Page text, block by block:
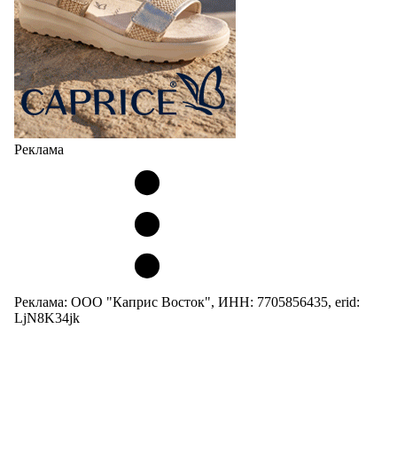
Реклама
Реклама: ООО "Каприс Восток", ИНН: 7705856435, erid:
LjN8K34jk